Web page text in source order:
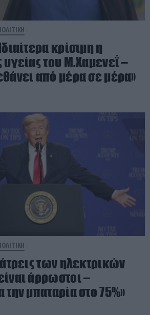
κρίσιμη η
υγείας του Μ.Χαμενεΐ –
από μέρα σε μέρα»
των ηλεκτρικών
άρρωστοι –
μπαταρία στο 75%»